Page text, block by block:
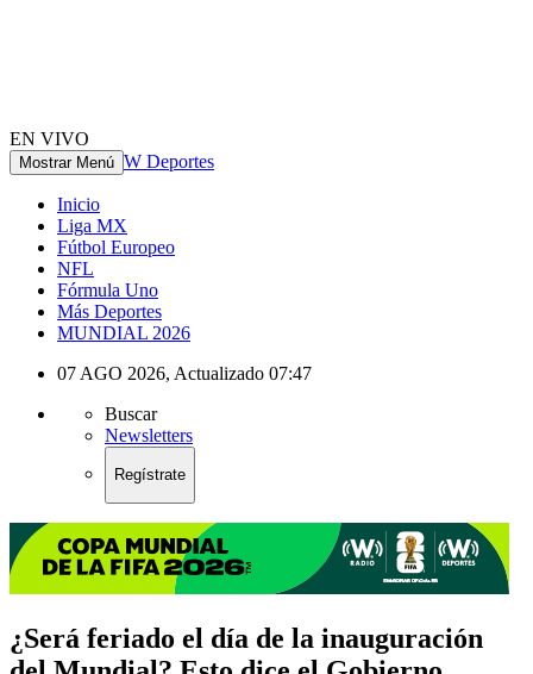
EN VIVO
Mostrar Menú W Deportes
Inicio
Liga MX
Fútbol Europeo
NFL
Fórmula Uno
Más Deportes
MUNDIAL 2026
07 AGO 2026, Actualizado 07:47
Buscar
Newsletters
Regístrate
¿Será feriado el día de la inauguración